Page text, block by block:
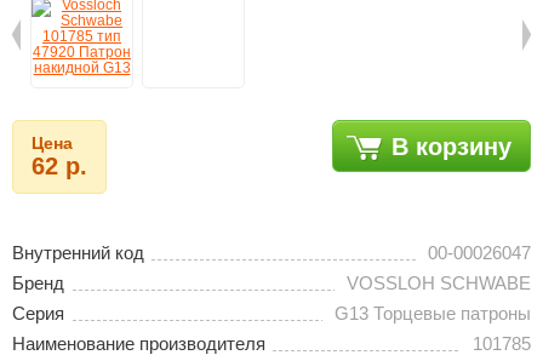
Цена
62 р.
В корзину
Внутренний код
00-00026047
Бренд
VOSSLOH SCHWABE
Серия
G13 Торцевые патроны
Наименование производителя
101785